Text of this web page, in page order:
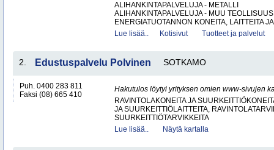
ALIHANKINTAPALVELUJA - METALLI
ALIHANKINTAPALVELUJA - MUU TEOLLISUUS
ENERGIATUOTANNON KONEITA, LAITTEITA
Lue lisää..
Kotisivut Tuotteet ja palvelut
2. Edustuspalvelu Polvinen SOTKAMO
Puh. 0400 283 811
Faksi (08) 665 410
Hakutulos löytyi yrityksen omien www-sivujen
RAVINTOLAKONEITA JA
JA SUURKEITTIÖLAITTEITA,
SUURKEITTIÖTARVIKKEITA
Lue lisää..
Näytä kartalla